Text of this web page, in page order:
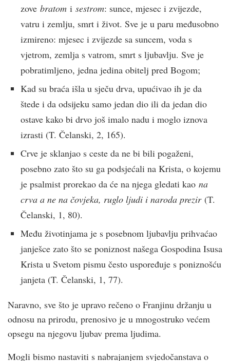
zove bratom i sestrom: sunce, mjesec i zvijezde,
vatru i zemlju, smrt i život. Sve je u paru međusobno
izmireno: mjesec i zvijezde sa suncem, voda s
vjetrom, zemlja s vatrom, smrt s ljubavlju. Sve je
pobratimljeno, jedna jedina obitelj pred Bogom;
Kad su braća išla u sječu drva, upućivao ih je da
štede i da odsijeku samo jedan dio ili da jedan dio
ostave kako bi drvo još imalo nadu i moglo iznova
izrasti (T. Čelanski, 2, 165).
Crve je sklanjao s ceste da ne bi bili pogaženi,
posebno zato što su ga podsjećali na Krista, o kojemu
je psalmist prorekao da će na njega gledati kao na
crva a ne na čovjeka, ruglo ljudi i naroda prezir (T.
Čelanski, 1, 80).
Među životinjama je s posebnom ljubavlju prihvaćao
janješce zato što se poniznost našega Gospodina Isusa
Krista u Svetom pismu često uspoređuje s poniznošću
janjeta (T. Čelanski, 1, 77).
Naravno, sve što je upravo rečeno o Franjinu držanju u
odnosu na prirodu, prenosivo je u mnogostruko većem
opsegu na njegovu ljubav prema ljudima.
Mogli bismo nastaviti s nabrajanjem svjedočanstava o